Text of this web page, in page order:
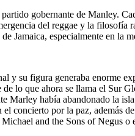
gobernante de Manley.
del reggae y la
Jamaica, especialmente en la
y su figura generaba enorme
lo que ahora se llama el Sur
Marley había abandonado la
concierto por la paz,
and the Sons of Negus o